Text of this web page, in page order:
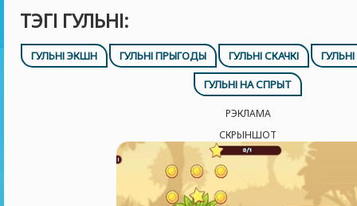
ТЭГІ ГУЛЬНІ:
ГУЛЬНІ ЭКШН ГУЛЬНІ ПРЫГОДЫ ГУЛЬНІ СКАЧКІ
ГУЛЬНІ НА СПРЫТ
РЭКЛАМА
СКРЫНШОТ